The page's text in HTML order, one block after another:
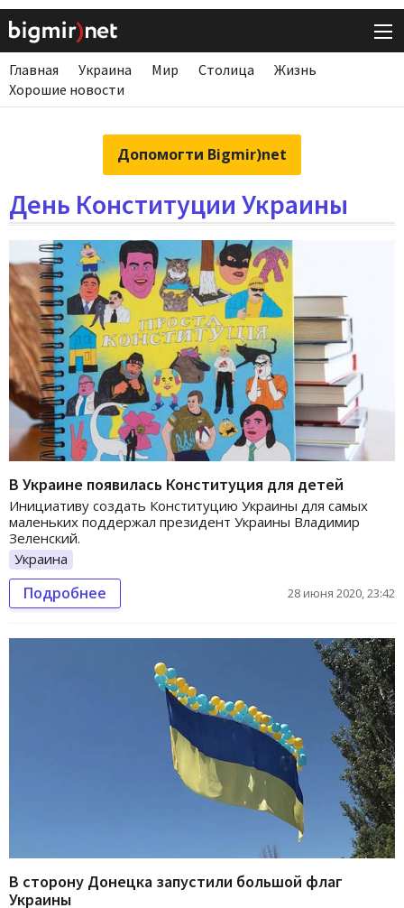
Главная Украина Мир Столица
Жизнь
Хорошие новости
Допомогти Bigmir)net
День Конституции Украины
В Украине появилась Конституция для детей
Инициативу создать Конституцию Украины для самых
маленьких поддержал президент Украины Владимир
Зеленский.
Украина
Подробнее 28 июня 2020, 23:42
В сторону Донецка запустили большой флаг
Украины